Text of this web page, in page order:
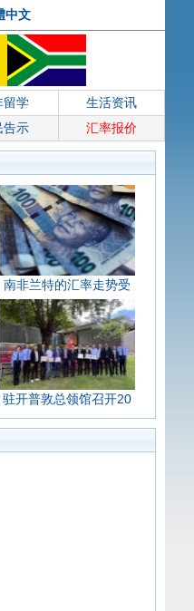
中文
留学
生活资讯
告示 汇率报价
南非兰特的汇率走势受
驻开普敦总领馆召开20